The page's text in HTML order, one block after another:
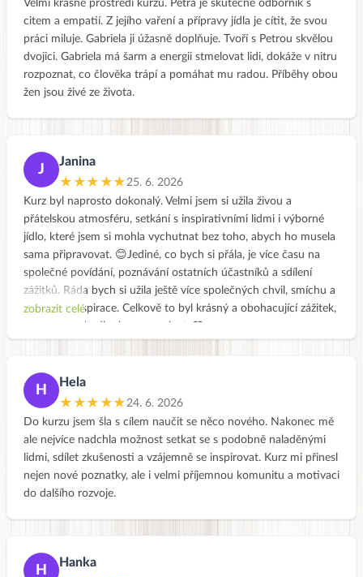
Velmi krásné prostředí kurzu. Petra je skutečně odborník s
citem a empatií. Z jejího vaření a přípravy jídla je cítit, že svou
práci miluje. Gabriela ji úžasně doplňuje. Tvoří s Petrou skvělou
dvojici. Gabriela má šarm a energii stmelovat lidi, dokáže v nitru
rozpoznat, co člověka trápí a pomáhat mu radou. Příběhy obou
žen jsou živé ze života.
J
Janina
★★★★★25. 6. 2026
Kurz byl naprosto dokonalý. Velmi jsem si užila živou a
přátelskou atmosféru, setkání s inspirativními lidmi i výborné
jídlo, které jsem si mohla vychutnat bez toho, abych ho musela
sama připravovat. 😊Jediné, co bych si přála, je více času na
společné povídání, poznávání ostatních účastníků a sdílení
zážitků. Ráda bych si užila ještě více společných chvil, smíchu a
vzájemné inspirace. Celkově to byl krásný a obohacující zážitek,
zobrazit celé
H
Hela
★★★★★24. 6. 2026
Do kurzu jsem šla s cílem naučit se něco nového. Nakonec mě
ale nejvíce nadchla možnost setkat se s podobně naladěnými
lidmi, sdílet zkušenosti a vzájemně se inspirovat. Kurz mi přinesl
nejen nové poznatky, ale i velmi příjemnou komunitu a motivaci
do dalšího rozvoje.
H
Hanka